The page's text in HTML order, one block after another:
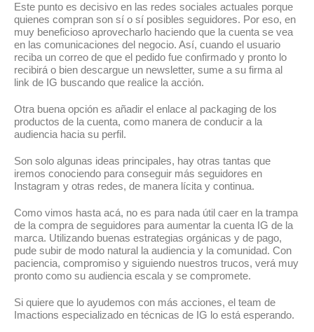
Este punto es decisivo en las redes sociales actuales porque
quienes compran son sí o sí posibles seguidores. Por eso, en
muy beneficioso aprovecharlo haciendo que la cuenta se vea
en las comunicaciones del negocio. Así, cuando el usuario
reciba un correo de que el pedido fue confirmado y pronto lo
recibirá o bien descargue un newsletter, sume a su firma al
link de IG buscando que realice la acción.
Otra buena opción es añadir el enlace al packaging de los
productos de la cuenta, como manera de conducir a la
audiencia hacia su perfil.
Son solo algunas ideas principales, hay otras tantas que
iremos conociendo para conseguir más seguidores en
Instagram y otras redes, de manera lícita y continua.
Como vimos hasta acá, no es para nada útil caer en la trampa
de la compra de seguidores para aumentar la cuenta IG de la
marca. Utilizando buenas estrategias orgánicas y de pago,
pude subir de modo natural la audiencia y la comunidad. Con
paciencia, compromiso y siguiendo nuestros trucos, verá muy
pronto como su audiencia escala y se compromete.
Si quiere que lo ayudemos con más acciones, el team de
Imactions especializado en técnicas de IG lo está esperando.